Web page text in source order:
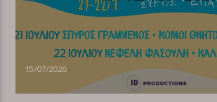
15/07/2026